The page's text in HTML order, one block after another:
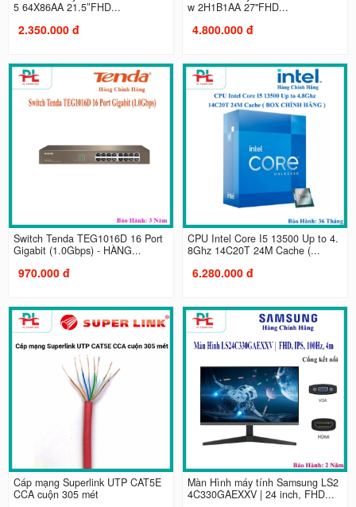
5 64X86AA 21.5″FHD...
2.350.000 đ
w 2H1B1AA 27"FHD...
4.800.000 đ
Switch Tenda TEG1016D 16 Port
Gigabit (1.0Gbps) - HÀNG...
970.000 đ
CPU Intel Core I5 13500 Up to 4.
8Ghz 14C20T 24M Cache (...
6.280.000 đ
Cáp mạng Superlink UTP CAT5E
CCA cuộn 305 mét
Màn Hình máy tính Samsung LS2
4C330GAEXXV | 24 inch, FHD...